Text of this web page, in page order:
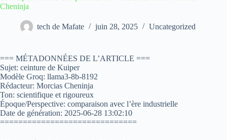
Cheninja
tech de Mafate juin 28, 2025 Uncategorized
=== MÉTADONNÉES DE L’ARTICLE ===
Sujet: ceinture de Kuiper
Modèle Groq: llama3-8b-8192
Rédacteur: Morcias Cheninja
Ton: scientifique et rigoureux
Époque/Perspective: comparaison avec l’ère industrielle
Date de génération: 2025-06-28 13:02:10
==============================